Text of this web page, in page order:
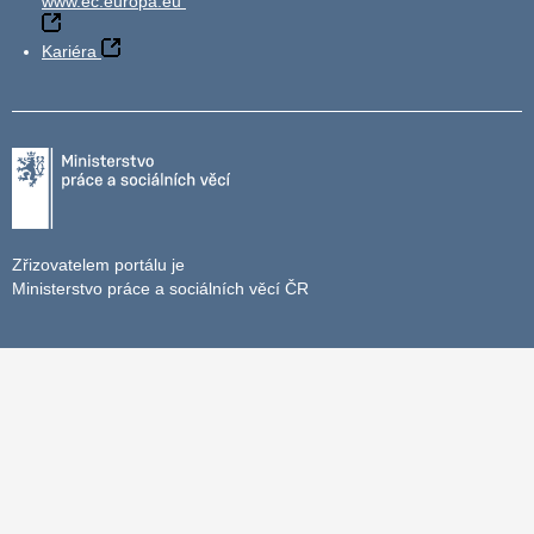
Kariéra
Zřizovatelem portálu je
Ministerstvo práce a sociálních věcí ČR